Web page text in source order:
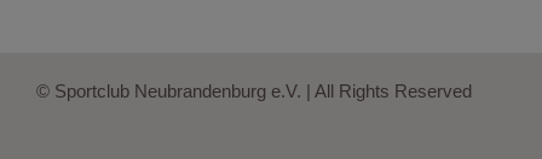
© Sportclub Neubrandenburg e.V. | All Rights Reserved